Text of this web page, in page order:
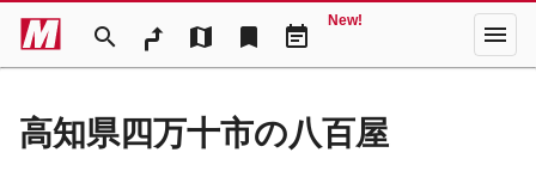
search map bookmark event_note
New! menu
高知県四万十市の八百屋